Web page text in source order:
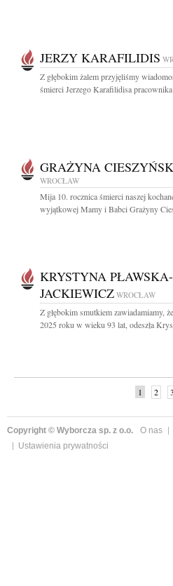
JERZY KARAFILIDIS
Z głębokim żalem przyjęliśmy
śmierci Jerzego Karafilidisa
GRAŻYNA
WROCŁAW
Mija 10. rocznica śmierci naszej
wyjątkowej Mamy i Babci Grażyny
KRYSTYNA PŁAWSKA-
JACKIEWICZ WROCŁAW
Z głębokim smutkiem zawiadamiamy,
2025 roku w wieku 93 lat, odeszła
1 2 3
Copyright © Wyborcza sp. z o.o. O nas
Ustawienia prywatności